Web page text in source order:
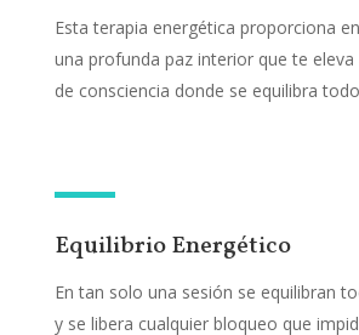
Esta terapia energética proporciona
una profunda paz interior que te
de consciencia donde se equilibra
Equilibrio Energético
En tan solo una sesión se equilibran
y se libera cualquier bloqueo que